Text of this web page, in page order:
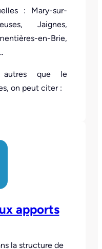
: Mary-sur-
Jaignes,
en-Brie,
autres que le
on peut citer :
apports
la structure de